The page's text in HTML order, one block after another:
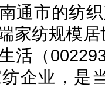
通市的纺
家纺规模
活（
企业，是